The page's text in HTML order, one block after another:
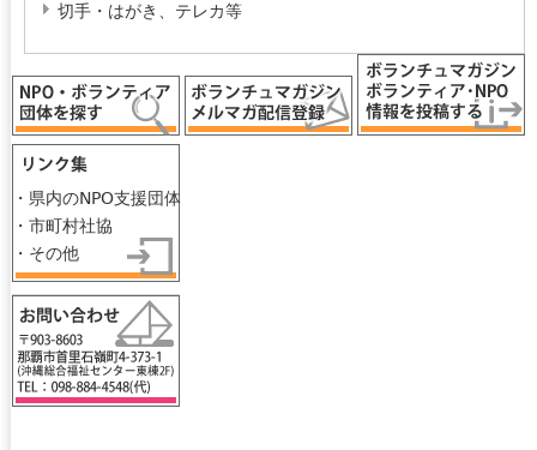
切手・はがき、テレカ等
・県内のNPO支援団体
・市町村社協
・その他